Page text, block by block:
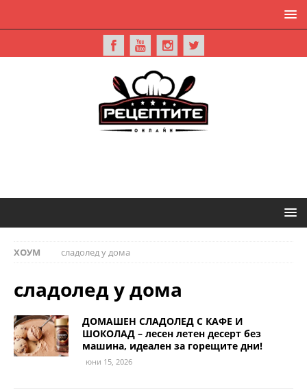
ХОУМ сладолед у дома
сладолед у дома
ДОМАШЕН СЛАДОЛЕД С КАФЕ И
ШОКОЛАД – лесен летен десерт без
машина, идеален за горещите дни!
юни 15, 2026